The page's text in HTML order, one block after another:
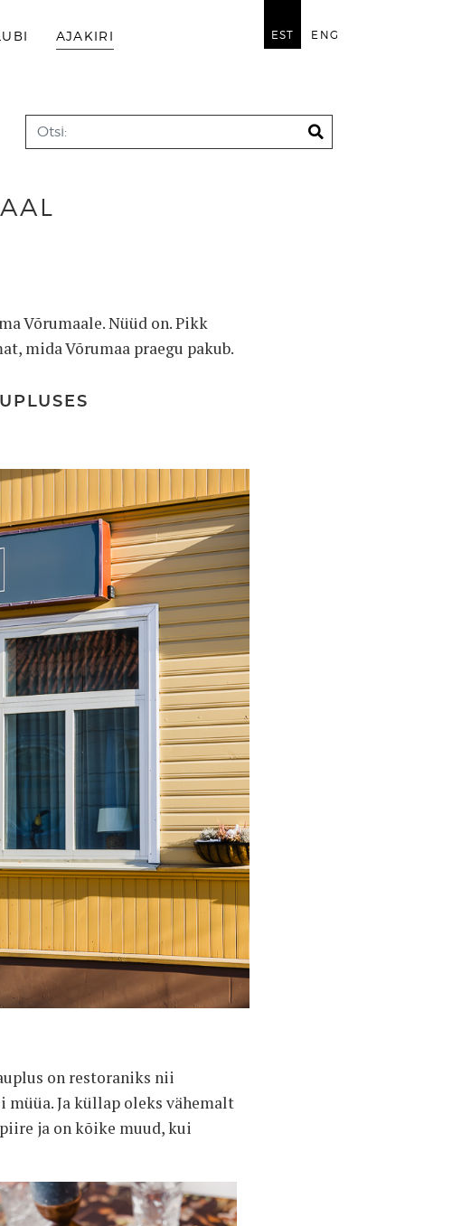
AJAKIRI EST ENG
Võrumaale. Nüüd on. Pikk
mida Võrumaa praegu pakub.
on restoraniks nii
Ja küllap oleks vähemalt
ja on kõike muud, kui